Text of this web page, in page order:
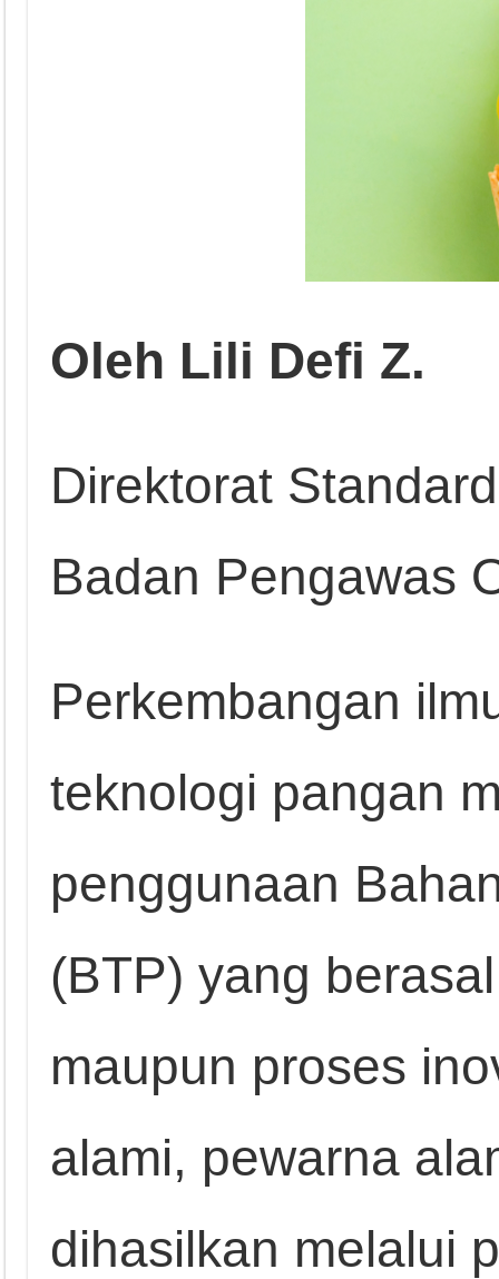
Oleh Lili Defi Z.
Direktorat
Badan Pengawas
Perkembangan
teknologi pangan
penggunaan
(BTP) yang
maupun proses
alami, pewarna
dihasilkan melalui